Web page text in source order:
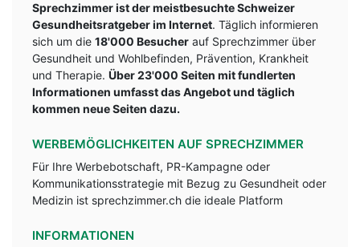
Sprechzimmer ist der meistbesuchte Schweizer
Gesundheitsratgeber im Internet. Täglich informieren
sich um die 18'000 Besucher auf Sprechzimmer über
Gesundheit und Wohlbefinden, Prävention, Krankheit
und Therapie. Über 23'000 Seiten mit fundlerten
Informationen umfasst das Angebot und täglich
kommen neue Seiten dazu.
WERBEMÖGLICHKEITEN AUF SPRECHZIMMER
Für Ihre Werbebotschaft, PR-Kampagne oder
Kommunikationsstrategie mit Bezug zu Gesundheit oder
Medizin ist sprechzimmer.ch die ideale Platform
INFORMATIONEN